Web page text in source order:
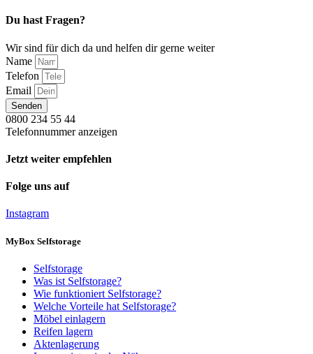
Du hast Fragen?
Wir sind für dich da und helfen dir gerne weiter
Name
Telefon
Email
Senden
0800 234 55 44
Telefonnummer anzeigen
Jetzt weiter empfehlen
Folge uns auf
Instagram
MyBox Selfstorage
Selfstorage
Was ist Selfstorage?
Wie funktioniert Selfstorage?
Welche Vorteile hat Selfstorage?
Möbel einlagern
Reifen lagern
Aktenlagerung